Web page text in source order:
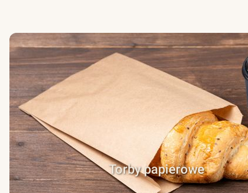
Torby papierowe